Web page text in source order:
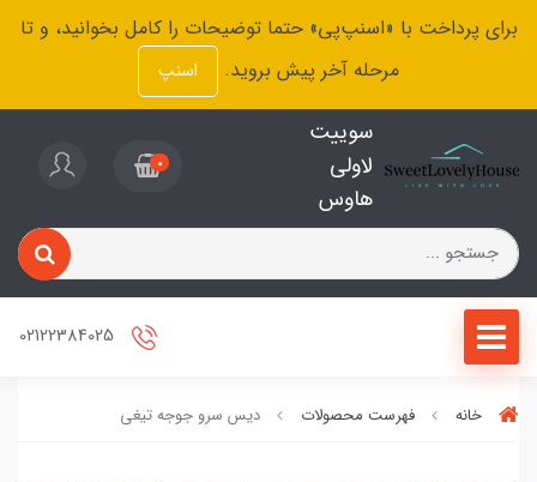
برای پرداخت با «اسنپ‌پی» حتما توضیحات را کامل بخوانید، و تا
مرحله آخر پیش بروید.
اسنپ
سوییت
لاولی
هاوس
0
خانه فهرست محصولات دیس سرو جوجه تیغی